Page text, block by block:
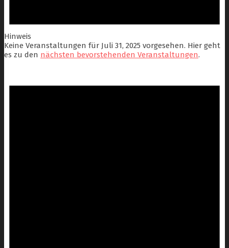
Hinweis
Keine Veranstaltungen für Juli 31, 2025 vorgesehen. Hier geht
es zu den nächsten bevorstehenden Veranstaltungen.